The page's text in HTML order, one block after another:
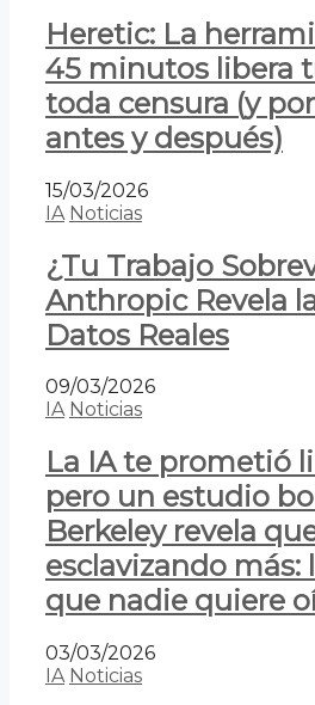
Heretic: La
45 minutos libera
toda censura (y
antes y después)
15/03/2026
IA Noticias
¿Tu Trabajo
Anthropic Revela
Datos Reales
09/03/2026
IA Noticias
La IA te prometió
pero un estudio
Berkeley revela
esclavizando más:
que nadie quiere
03/03/2026
IA Noticias